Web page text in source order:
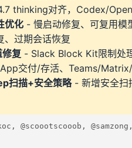
thinking对齐，Codex/
优化 - 慢启动修复、可复用
过期会话恢复
修复 - Slack Block Kit限制处
交付/存活、Teams/
扫描+安全策略- 新增安全扫
@scoootscooob,